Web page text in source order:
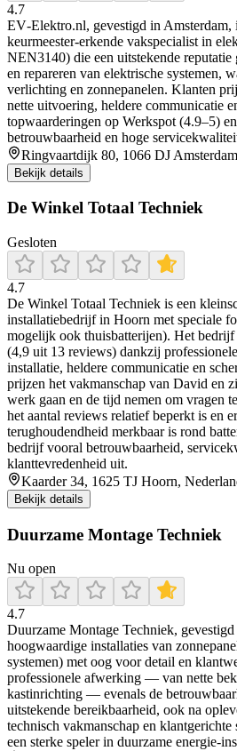
4.7
EV‑Elektro.nl, gevestigd in Amsterdam,
keurmeester‑erkende vakspecialist in
NEN3140) die een uitstekende reputatie
en repareren van elektrische systemen,
verlichting en zonnepanelen. Klanten
nette uitvoering, heldere communicatie
topwaarderingen op Werkspot (4.9–5)
betrouwbaarheid en hoge
Ringvaartdijk 80, 1066 DJ
Bekijk details
De Winkel Totaal Techniek
Gesloten
4.7
De Winkel Totaal Techniek is een
installatiebedrijf in Hoorn met speciale
mogelijk ook thuisbatterijen). Het
(4,9 uit 13 reviews) dankzij
installatie, heldere communicatie en
prijzen het vakmanschap van David en
werk gaan en de tijd nemen om vragen
het aantal reviews relatief beperkt is en
terughoudendheid merkbaar is rond
bedrijf vooral betrouwbaarheid,
klanttevredenheid uit.
Kaarder 34, 1625 TJ Hoorn,
Bekijk details
Duurzame Montage Techniek
Nu open
4.7
Duurzame Montage Techniek,
hoogwaardige installaties van
systemen) met oog voor detail en
professionele afwerking — van nette
kastinrichting — evenals de
uitstekende bereikbaarheid, ook na
technisch vakmanschap en
een sterke speler in duurzame energie-